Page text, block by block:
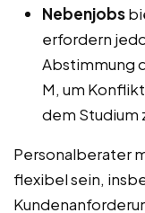
Nebenjobs
erfordern
Abstimmung
M, um
dem Studium
Personalberater
flexibel sein,